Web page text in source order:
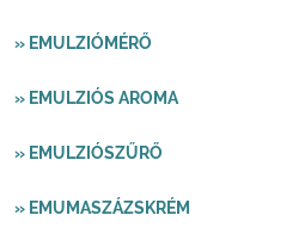
» EMULZIÓMÉRŐ
» EMULZIÓS AROMA
» EMULZIÓSZŰRŐ
» EMUMASZÁZSKRÉM